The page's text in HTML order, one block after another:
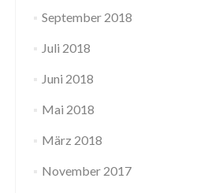
September 2018
Juli 2018
Juni 2018
Mai 2018
März 2018
November 2017